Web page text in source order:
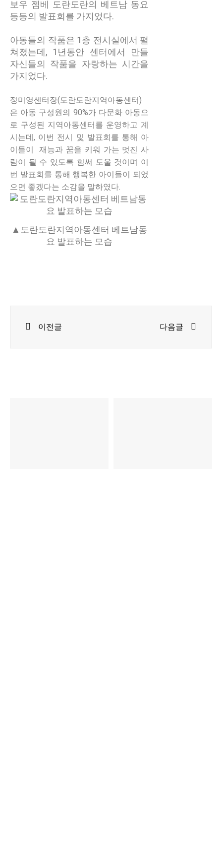
보우 젬베 도란도란의 베트남 동요
등등의 발표회를 가지었다.
아동들의 작품은 1층 전시실에서 펼
쳐졌는데, 1년동안 센터에서 만들
자신들의 작품을 자랑하는 시간을
가지었다.
정미영센터장(도란도란지역아동센터)
은 아동 구성원의 90%가 다문화 아동으
로 구성된 지역아동센터를 운영하고 계
시는데, 이번 전시 및 발표회를 통해 아
이들이 재능과 꿈을 키워 가는 멋진 사
람이 될 수 있도록 힘써 도울 것이며 이
번 발표회를 통해 행복한 아이들이 되었
으면 좋겠다는 소감을 말하였다.
▲도란도란지역아동센터 베트남동
요 발표하는 모습
이전글 다음글